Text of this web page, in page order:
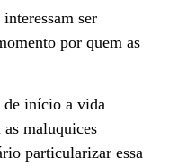
ser
por quem as
de início a vida
maluquices
particularizar essa